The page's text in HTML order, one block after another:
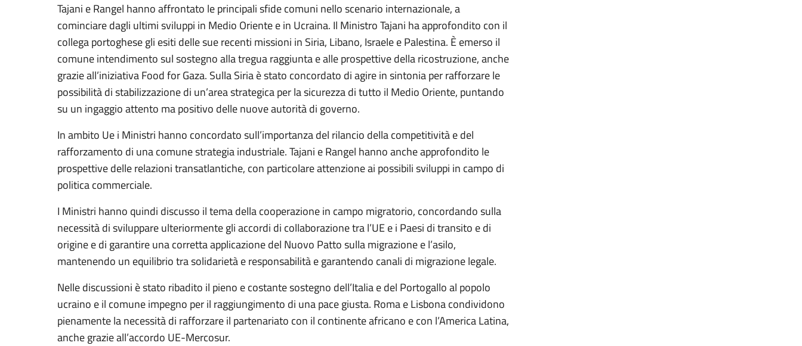
Tajani e Rangel hanno affrontato le principali sfide comuni nello scenario internazionale, a
cominciare dagli ultimi sviluppi in Medio Oriente e in Ucraina. Il Ministro Tajani ha approfondito con il
collega portoghese gli esiti delle sue recenti missioni in Siria, Libano, Israele e Palestina. È emerso il
comune intendimento sul sostegno alla tregua raggiunta e alle prospettive della ricostruzione, anche
grazie all’iniziativa Food for Gaza. Sulla Siria è stato concordato di agire in sintonia per rafforzare le
possibilità di stabilizzazione di un’area strategica per la sicurezza di tutto il Medio Oriente, puntando
su un ingaggio attento ma positivo delle nuove autorità di governo.
In ambito Ue i Ministri hanno concordato sull’importanza del rilancio della competitività e del
rafforzamento di una comune strategia industriale. Tajani e Rangel hanno anche approfondito le
prospettive delle relazioni transatlantiche, con particolare attenzione ai possibili sviluppi in campo di
politica commerciale.
I Ministri hanno quindi discusso il tema della cooperazione in campo migratorio, concordando sulla
necessità di sviluppare ulteriormente gli accordi di collaborazione tra l’UE e i Paesi di transito e di
origine e di garantire una corretta applicazione del Nuovo Patto sulla migrazione e l’asilo,
mantenendo un equilibrio tra solidarietà e responsabilità e garantendo canali di migrazione legale.
Nelle discussioni è stato ribadito il pieno e costante sostegno dell’Italia e del Portogallo al popolo
ucraino e il comune impegno per il raggiungimento di una pace giusta. Roma e Lisbona condividono
pienamente la necessità di rafforzare il partenariato con il continente africano e con l’America Latina,
anche grazie all’accordo UE-Mercosur.